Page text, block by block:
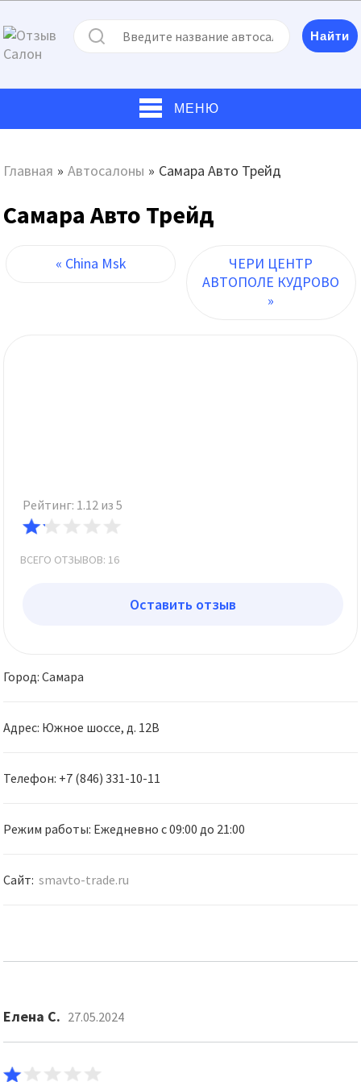
МЕНЮ
Главная » Автосалоны » Самара Авто Трейд
Самара Авто Трейд
« China Msk
ЧЕРИ ЦЕНТР
АВТОПОЛЕ КУДРОВО
»
Город: Самара
Адрес: Южное шоссе, д. 12В
Телефон: +7 (846) 331-10-11
Режим работы: Ежедневно с 09:00 до 21:00
Сайт: smavto-trade.ru
Рейтинг: 1.12 из 5
ВСЕГО ОТЗЫВОВ: 16
Оставить отзыв
Елена С. 27.05.2024